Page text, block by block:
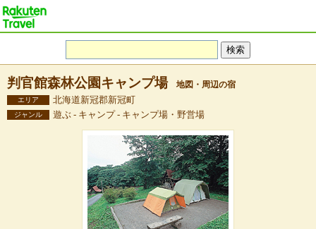
判官館森林公園キャンプ場 地図・周辺の宿
エリア 北海道新冠郡新冠町
ジャンル 遊ぶ - キャンプ - キャンプ場・野営場